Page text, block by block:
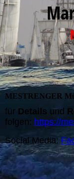
MESTRENGER
für Details und
folgen: https://
Social Media: